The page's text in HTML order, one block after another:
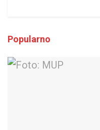
Popularno